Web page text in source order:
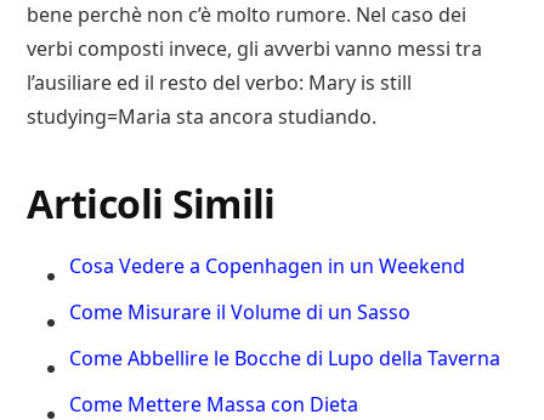
bene perchè non c’è molto rumore. Nel caso dei
verbi composti invece, gli avverbi vanno messi tra
l’ausiliare ed il resto del verbo: Mary is still
studying=Maria sta ancora studiando.
Articoli Simili
Cosa Vedere a Copenhagen in un Weekend
Come Misurare il Volume di un Sasso
Come Abbellire le Bocche di Lupo della Taverna
Come Mettere Massa con Dieta